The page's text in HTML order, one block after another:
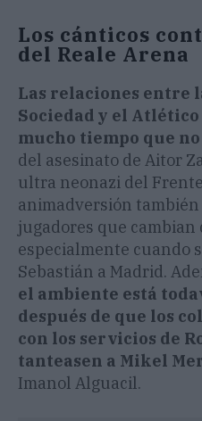
Los cánticos
del Reale Arena
Las relaciones entre
Sociedad y el
mucho tiempo que
del asesinato de Aitor
ultra neonazi del
animadversión también
jugadores que cambian
especialmente cuando
Sebastián a Madrid.
el ambiente está
después de que los
con los servicios de
tanteasen a Mikel
Imanol Alguacil.